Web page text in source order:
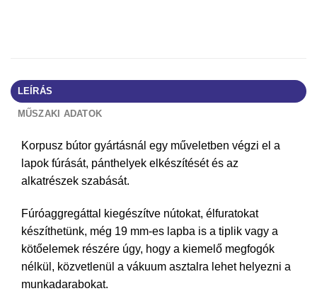
LEÍRÁS
MŰSZAKI ADATOK
Korpusz bútor gyártásnál egy műveletben végzi el a
lapok fúrását, pánthelyek elkészítését és az
alkatrészek szabását.
Fúróaggregáttal kiegészítve nútokat, élfuratokat
készíthetünk, még 19 mm-es lapba is a tiplik vagy a
kötőelemek részére úgy, hogy a kiemelő megfogók
nélkül, közvetlenül a vákuum asztalra lehet helyezni a
munkadarabokat.